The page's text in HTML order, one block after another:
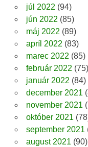
júl 2022 (94)
jún 2022 (85)
máj 2022 (89)
apríl 2022 (83)
marec 2022 (85)
február 2022 (75)
január 2022 (84)
december 2021
november 2021
október 2021
september 2021
august 2021 (90)